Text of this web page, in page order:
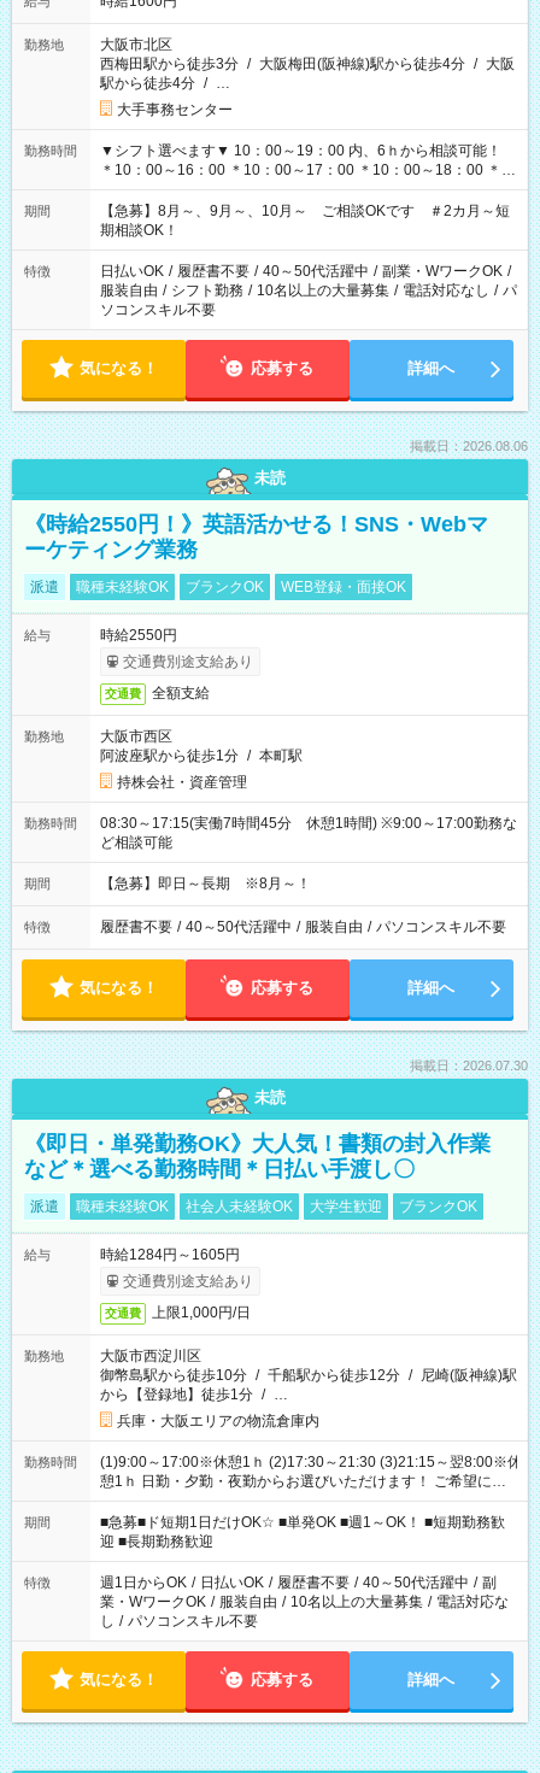
勤務地
大阪市北区
西梅田駅から徒歩3分 / 大阪梅田(阪神線)駅から徒歩4分 / 大阪
駅から徒歩4分 / …
大手事務センター
勤務時間
▼シフト選べます▼ 10：00～19：00 内、6ｈから相談可能！
＊10：00～16：00 ＊10：00～17：00 ＊10：00～18：00 ＊
11：00～19：00 ＊12：00～19：00 ＊13：00～19：00
期間
【急募】8月～、9月～、10月～ ご相談OKです ＃2カ月～短
期相談OK！
特徴 日払いOK / 履歴書不要 / 40～50代活躍中 / 副業・WワークOK /
服装自由 / シフト勤務 / 10名以上の大量募集 / 電話対応なし / パ
ソコンスキル不要
気になる！ 応募する 詳細へ
掲載日：2026.08.06
未読
《時給2550円！》英語活かせる！SNS・Webマ
ーケティング業務
派遣 職種未経験OK ブランクOK WEB登録・面接OK
給与
時給2550円
交通費別途支給あり
交通費 全額支給
勤務地
大阪市西区
阿波座駅から徒歩1分 / 本町駅
持株会社・資産管理
勤務時間
08:30～17:15(実働7時間45分 休憩1時間) ※9:00～17:00勤務な
ど相談可能
期間 【急募】即日～長期 ※8月～！
特徴 履歴書不要 / 40～50代活躍中 / 服装自由 / パソコンスキル不要
気になる！ 応募する 詳細へ
掲載日：2026.07.30
未読
《即日・単発勤務OK》大人気！書類の封入作業
など＊選べる勤務時間＊日払い手渡し〇
派遣 職種未経験OK 社会人未経験OK 大学生歓迎 ブランクOK
給与
時給1284円～1605円
交通費別途支給あり
交通費 上限1,000円/日
勤務地
大阪市西淀川区
御幣島駅から徒歩10分 / 千船駅から徒歩12分 / 尼崎(阪神線)駅
から【登録地】徒歩1分 / …
兵庫・大阪エリアの物流倉庫内
勤務時間
(1)9:00～17:00※休憩1ｈ (2)17:30～21:30 (3)21:15～翌8:00※休
憩1ｈ 日勤・夕勤・夜勤からお選びいただけます！ ご希望に合
わせて働けるお仕事です(*^^*) 【その他選べる勤務時間】 8-17
時/9-17時/9-18時/10-18時/11-21時/18-22時/20-翌4時/21-翌5
時/22-翌6時/0-翌8時 ご自身のご都合で選んで頂ける完全自由シ
フト！
期間
■急募■ド短期1日だけOK☆ ■単発OK ■週1～OK！ ■短期勤務歓
迎 ■長期勤務歓迎
特徴 週1日からOK / 日払いOK / 履歴書不要 / 40～50代活躍中 / 副
業・WワークOK / 服装自由 / 10名以上の大量募集 / 電話対応な
し / パソコンスキル不要
気になる！ 応募する 詳細へ